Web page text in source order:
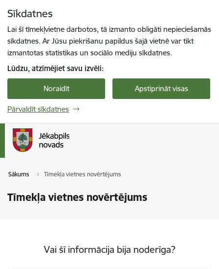
Sīkdatnes
Lai šī tīmekļvietne darbotos, tā izmanto obligāti nepieciešamās
sīkdatnes. Ar Jūsu piekrišanu papildus šajā vietnē var tikt
izmantotas statistikas un sociālo mediju sīkdatnes.
Lūdzu, atzīmējiet savu izvēli:
Noraidīt Apstiprināt visas
Pārvaldīt sīkdatnes
Sākums Tīmekļa vietnes novērtējums
Tīmekļa vietnes novērtējums
Vai šī informācija bija noderīga?